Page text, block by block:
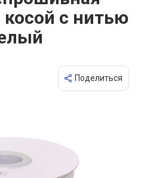
с нитью
Поделиться